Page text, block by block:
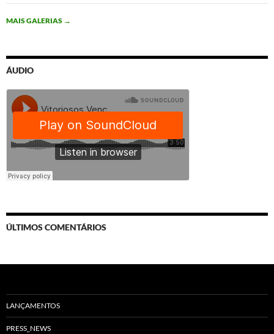
MAIS GALERIAS →
ÁUDIO
ÚLTIMOS COMENTÁRIOS
LANÇAMENTOS
PRESS_NEWS